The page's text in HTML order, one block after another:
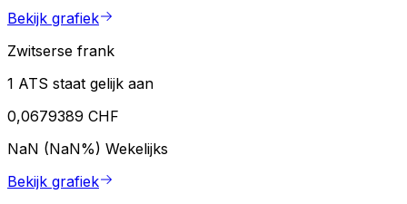
Bekijk grafiek
Zwitserse frank
1 ATS staat gelijk aan
0,0679389 CHF
NaN (NaN%) Wekelijks
Bekijk grafiek